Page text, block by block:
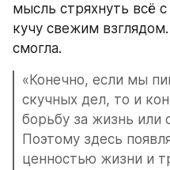
мысль стряхнуть всё
кучу свежим
смогла.
«Конечно, если мы
скучных дел, то и
борьбу за жизнь или
Поэтому здесь
ценностью жизни и